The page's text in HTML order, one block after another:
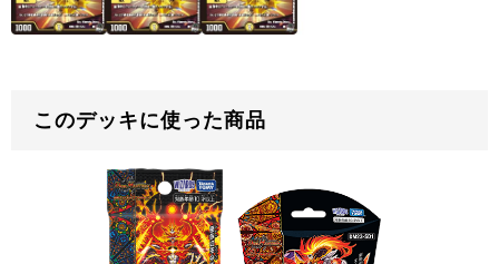
このデッキに使った商品